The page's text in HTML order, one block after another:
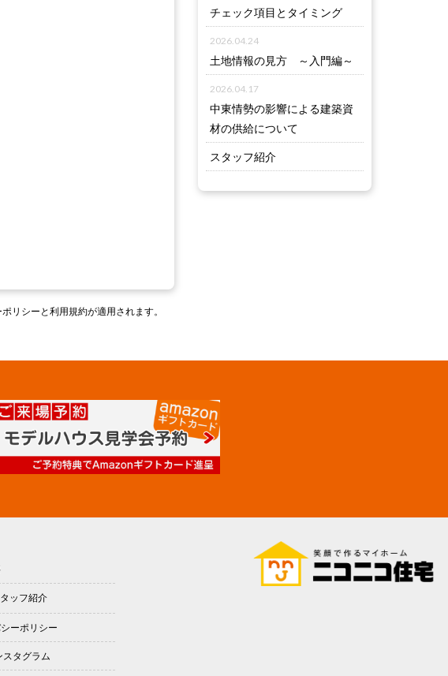
チェック項目とタイミング
2026.04.24
土地情報の見方 ～入門編～
2026.04.17
中東情勢の影響による建築資
材の供給について
スタッフ紹介
リシー と利用規約が適用されます。
ッフ紹介
ーポリシー
スタグラム